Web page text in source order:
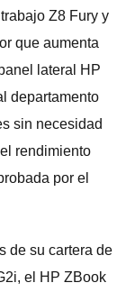
Z8 Fury y
que aumenta
lateral HP
departamento
sin necesidad
rendimiento
por el
de su cartera de
el HP ZBook